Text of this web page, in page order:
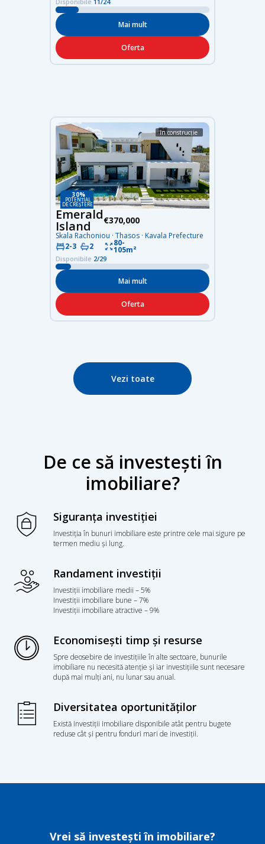
30%
DE CREȘTERE
POTENȚIAL
în construcție
Emerald
Island €370,000
Skala Rachoniou · Thasos · Kavala Prefecture
2-3
2 80-
105m²
Disponibile 2/29
Mai mult
Oferta
Mai mult
Oferta
Vezi toate
De ce să investești în
imobiliare?
Siguranța investiției
Investiția în bunuri imobiliare este printre cele mai sigure pe
termen mediu și lung.
Randament investiții
Investiții imobiliare medii – 5%
Investiții imobiliare bune – 7%
Investiții imobiliare atractive – 9%
Economisești timp și resurse
Spre deosebire de investițiile în alte sectoare, bunurile
imobiliare nu necesită atenție și iar investițiile sunt necesare
după mai mulți ani, nu lunar sau anual.
Diversitatea oportunităților
Există investiții imobiliare disponibile atât pentru bugete
reduse cât și pentru fonduri mari de investiții.
Vrei să investești în imobiliare?